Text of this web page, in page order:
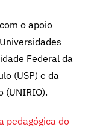
o apoio
Federal da
(USP) e da
(UNIRIO).
pedagógica do